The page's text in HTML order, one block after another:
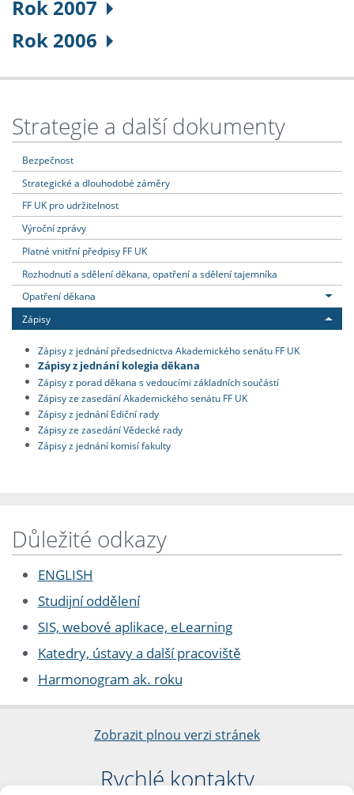
Rok 2007
Rok 2006
Strategie a další dokumenty
Bezpečnost
Strategické a dlouhodobé záměry
FF UK pro udržitelnost
Výroční zprávy
Platné vnitřní předpisy FF UK
Rozhodnutí a sdělení děkana, opatření a sdělení tajemníka
Opatření děkana
Zápisy
Zápisy z jednání předsednictva Akademického senátu FF UK
Zápisy z jednání kolegia děkana
Zápisy z porad děkana s vedoucími základních součástí
Zápisy ze zasedání Akademického senátu FF UK
Zápisy z jednání Ediční rady
Zápisy ze zasedání Vědecké rady
Zápisy z jednání komisí fakulty
Důležité odkazy
ENGLISH
Studijní oddělení
SIS, webové aplikace, eLearning
Katedry, ústavy a další pracoviště
Harmonogram ak. roku
Zobrazit plnou verzi stránek
Rychlé kontakty